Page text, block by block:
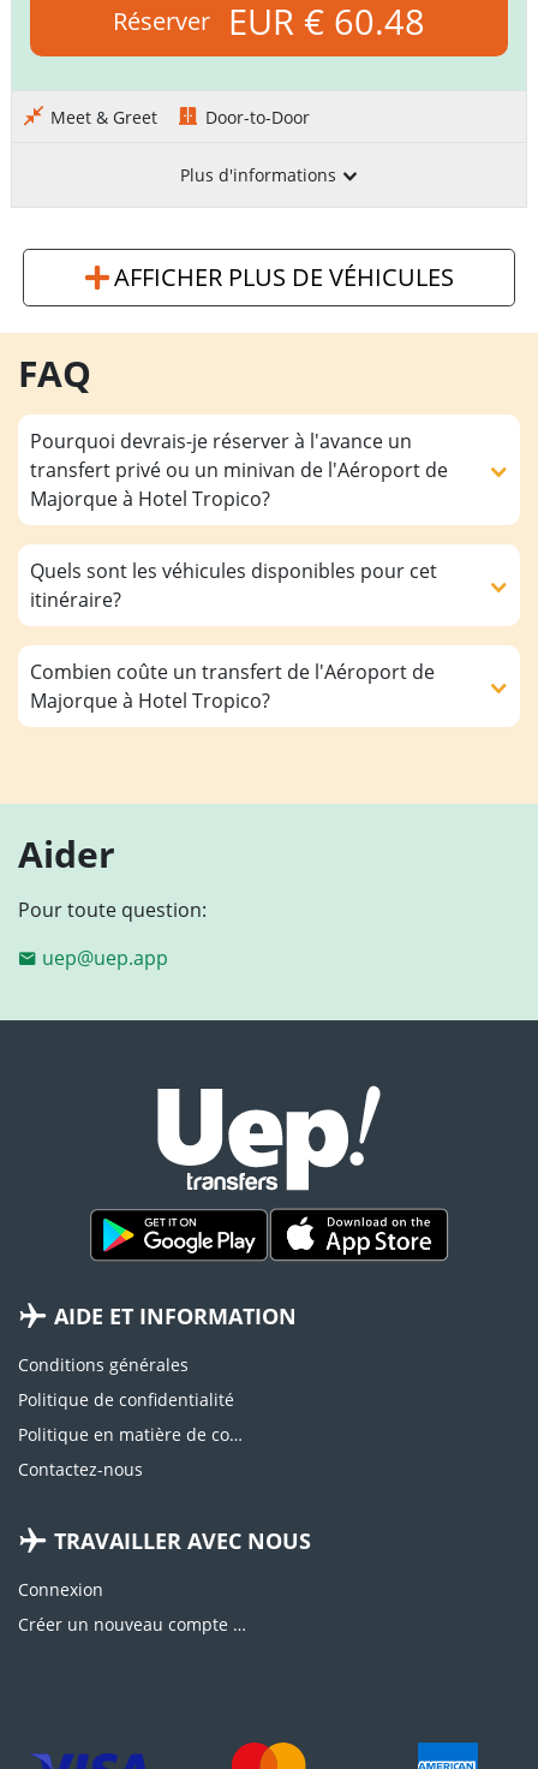
Réserver EUR € 60.48
Meet & Greet Door-to-Door
Plus d'informations
AFFICHER PLUS DE VÉHICULES
FAQ
Pourquoi devrais-je réserver à l'avance un
transfert privé ou un minivan de l'Aéroport de
Majorque à Hotel Tropico?
Quels sont les véhicules disponibles pour cet
itinéraire?
Combien coûte un transfert de l'Aéroport de
Majorque à Hotel Tropico?
Aider
Pour toute question:
uep@uep.app
AIDE ET INFORMATION
Conditions générales
Politique de confidentialité
Politique en matière de cookies
Contactez-nous
TRAVAILLER AVEC NOUS
Connexion
Créer un nouveau compte d'agence